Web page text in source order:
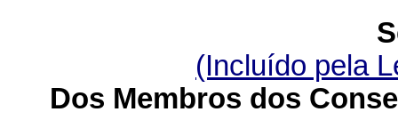
(Incluído pela
Dos Membros dos